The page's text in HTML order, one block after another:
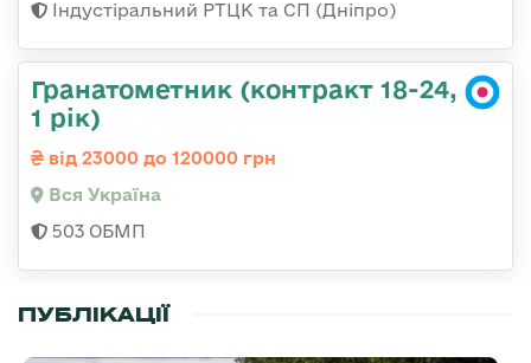
Індустіральний РТЦК та СП (Дніпро)
Гранатометник (контракт 18-24,
1 рік)
від 23000 до 120000 грн
Вся Україна
503 ОБМП
ПУБЛІКАЦІЇ